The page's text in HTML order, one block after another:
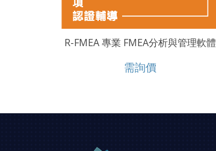
R-FMEA 專業 FMEA分析與管理軟體
需詢價